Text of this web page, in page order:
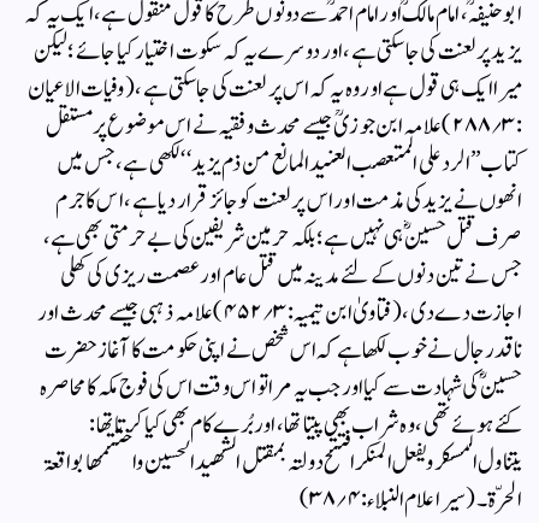
ابو حنیفہؒ، امام مالکؒ اور امام احمدؒ سے دونوں طرح کا قول منقول ہے ، ایک یہ کہ
یزید پر لعنت کی جا سکتی ہے ، اور دوسرے یہ کہ سکوت اختیار کیا جائے ؛ لیکن
میرا ایک ہی قول ہے اور وہ یہ کہ اس پر لعنت کی جا سکتی ہے ، (وفیات الاعیان
:۳؍۲۸۸) علامہ ابن جوزیؒ جیسے محدث وفقیہ نے اس موضوع پر مستقل
کتاب ’’الرد علی المتعصب العنید المانع من ذم یزید‘‘ لکھی ہے ، جس میں
انھوں نے یزید کی مذمت اور اس پر لعنت کو جائز قرار دیا ہے ، اس کا جرم
صرف قتل حسینؓ ہی نہیں ہے؛ بلکہ حرمین شریفین کی بے حرمتی بھی ہے،
جس نے تین دنوں کے لئے مدینہ میں قتل عام اور عصمت ریزی کی کھلی
اجازت دے دی ، (فتاویٰ ابن تیمیہ: ۳؍۴۵۲) علامہ ذہبی جیسے محدث اور
ناقد رجال نے خوب لکھا ہے کہ اس شخص نے اپنی حکومت کا آغاز حضرت
حسینؓ کی شہادت سے کیا اور جب یہ مرا تو اس وقت اس کی فوج مکہ کا محاصرہ
کئے ہوئے تھی ، وہ شراب بھی پیتا تھا ، اور بُرے کام بھی کیا کرتا تھا :
یتناول المسکر ویفعل المنکر افتتح دولتہ بمقتل الشھید الحسین واختتمھا بواقعۃ
الحرّۃ ۔ (سیر اعلام النبلاء: ۴؍۳۸)